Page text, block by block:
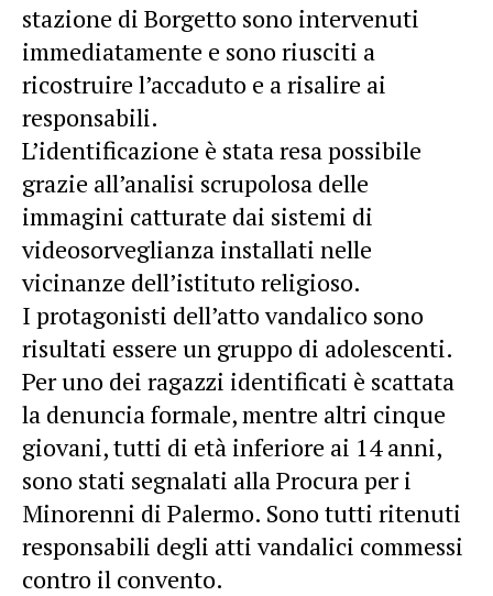
stazione di Borgetto sono intervenuti
immediatamente e sono riusciti a
ricostruire l’accaduto e a risalire ai
responsabili.
L’identificazione è stata resa possibile
grazie all’analisi scrupolosa delle
immagini catturate dai sistemi di
videosorveglianza installati nelle
vicinanze dell’istituto religioso.
I protagonisti dell’atto vandalico sono
risultati essere un gruppo di adolescenti.
Per uno dei ragazzi identificati è scattata
la denuncia formale, mentre altri cinque
giovani, tutti di età inferiore ai 14 anni,
sono stati segnalati alla Procura per i
Minorenni di Palermo. Sono tutti ritenuti
responsabili degli atti vandalici commessi
contro il convento.